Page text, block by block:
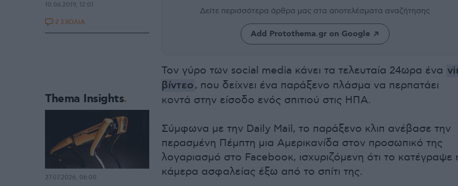
Δείτε περισσότερα άρθρα μας στα αποτελέσματα αναζήτησης
Add Protothema.gr on Google
Τον γύρο των social media κάνει τα τελευταία 24ωρα ένα
βίντεο, που δείχνει ένα παράξενο πλάσμα να περπατάει
κοντά στην είσοδο ενός σπιτιού στις ΗΠΑ.
Σύμφωνα με την Daily Mail, το παράξενο κλιπ ανέβασε την
περασμένη Πέμπτη μια Αμερικανίδα στον προσωπικό της
λογαριασμό στο Faceboοκ, ισχυριζόμενη ότι το κατέγραψε
κάμερα ασφαλείας έξω από το σπίτι της.
10.06.2019, 12:01
2 ΣΧΟΛΙΑ
Thema Insights
27.07.2026, 06:00